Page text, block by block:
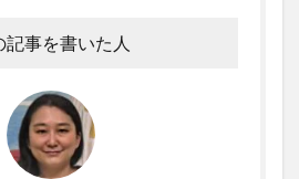
記事を書いた人